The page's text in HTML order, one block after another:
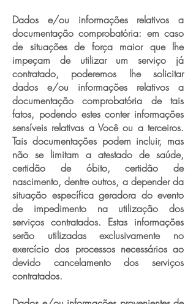
Dados e/ou informações relativos a
documentação comprobatória: em caso
de situações de força maior que lhe
impeçam de utilizar um serviço já
contratado, poderemos lhe solicitar
dados e/ou informações relativos a
documentação comprobatória de tais
fatos, podendo estes conter informações
sensíveis relativas a Você ou a terceiros.
Tais documentações podem incluir, mas
não se limitam a atestado de saúde,
certidão de óbito, certidão de
nascimento, dentre outros, a depender da
situação específica geradora do evento
de impedimento na utilização dos
serviços contratados. Estas informações
serão utilizadas exclusivamente no
exercício dos processos necessários ao
devido cancelamento dos serviços
contratados.